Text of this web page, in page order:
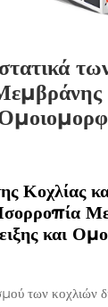
Κοχλίας
και
των κοχλιών